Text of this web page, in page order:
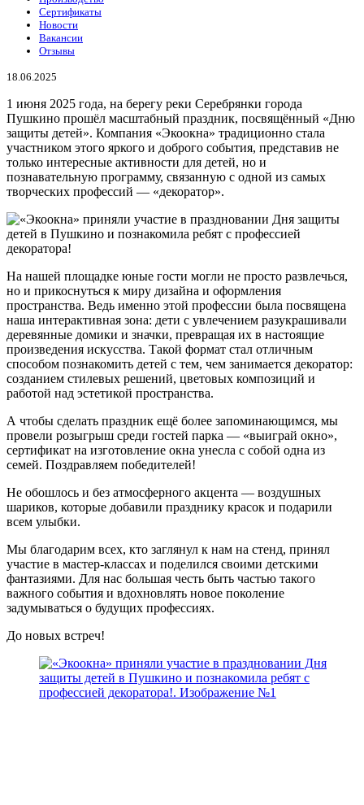
Сертификаты
Новости
Вакансии
Отзывы
18.06.2025
1 июня 2025 года, на берегу реки Серебрянки города
Пушкино прошёл масштабный праздник, посвящённый «Дню
защиты детей». Компания «Экоокна» традиционно стала
участником этого яркого и доброго события, представив не
только интересные активности для детей, но и
познавательную программу, связанную с одной из самых
творческих профессий — «декоратор».
На нашей площадке юные гости могли не просто развлечься,
но и прикоснуться к миру дизайна и оформления
пространства. Ведь именно этой профессии была посвящена
наша интерактивная зона: дети с увлечением разукрашивали
деревянные домики и значки, превращая их в настоящие
произведения искусства. Такой формат стал отличным
способом познакомить детей с тем, чем занимается декоратор:
созданием стилевых решений, цветовых композиций и
работой над эстетикой пространства.
А чтобы сделать праздник ещё более запоминающимся, мы
провели розыгрыш среди гостей парка — «выиграй окно»,
сертификат на изготовление окна унесла с собой одна из
семей. Поздравляем победителей!
Не обошлось и без атмосферного акцента — воздушных
шариков, которые добавили празднику красок и подарили
всем улыбки.
Мы благодарим всех, кто заглянул к нам на стенд, принял
участие в мастер-классах и поделился своими детскими
фантазиями. Для нас большая честь быть частью такого
важного события и вдохновлять новое поколение
задумываться о будущих профессиях.
До новых встреч!